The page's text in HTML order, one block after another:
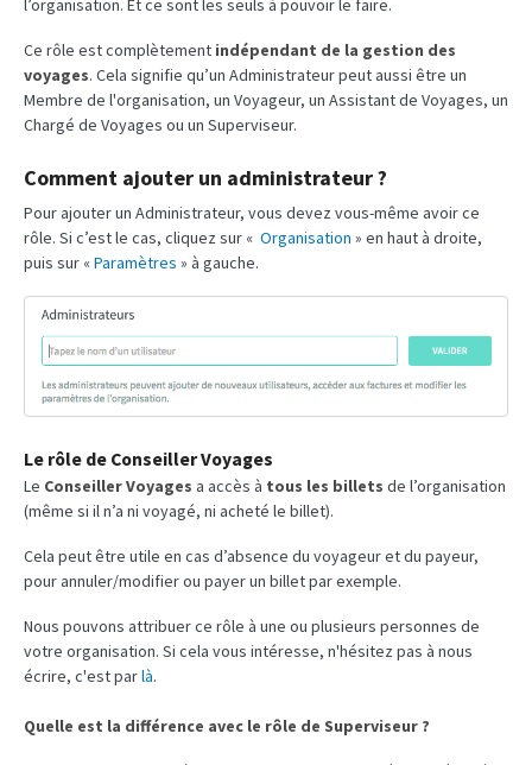
l’organisation. Et ce sont les seuls à pouvoir le faire.
Ce rôle est complètement indépendant de la gestion des
voyages. Cela signifie qu’un Administrateur peut aussi être un
Membre de l'organisation, un Voyageur, un Assistant de Voyages, un
Chargé de Voyages ou un Superviseur.
Comment ajouter un administrateur ?
Pour ajouter un Administrateur, vous devez vous-même avoir ce
rôle. Si c’est le cas, cliquez sur « Organisation » en haut à droite,
puis sur «Paramètres » à gauche.
Le rôle de Conseiller Voyages
Le Conseiller Voyages a accès à tous les billets de l’organisation
(même si il n’a ni voyagé, ni acheté le billet).
Cela peut être utile en cas d’absence du voyageur et du payeur,
pour annuler/modifier ou payer un billet par exemple.
Nous pouvons attribuer ce rôle à une ou plusieurs personnes de
votre organisation. Si cela vous intéresse, n'hésitez pas à nous
écrire, c'est parlà.
Quelle est la différence avec le rôle de Superviseur ?